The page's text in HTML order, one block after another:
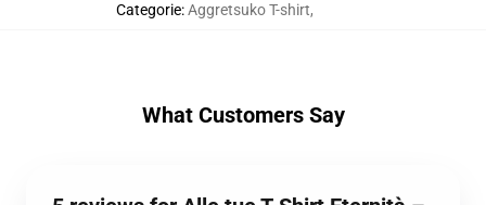
Categorie:Aggretsuko T-shirt,
What Customers Say